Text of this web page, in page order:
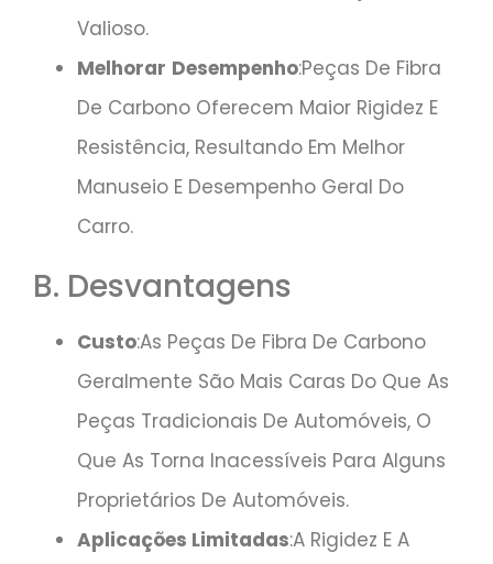
Valioso.
Melhorar Desempenho:Peças De Fibra
De Carbono Oferecem Maior Rigidez E
Resistência, Resultando Em Melhor
Manuseio E Desempenho Geral Do
Carro.
B. Desvantagens
Custo:As Peças De Fibra De Carbono
Geralmente São Mais Caras Do Que As
Peças Tradicionais De Automóveis, O
Que As Torna Inacessíveis Para Alguns
Proprietários De Automóveis.
Aplicações Limitadas:A Rigidez E A